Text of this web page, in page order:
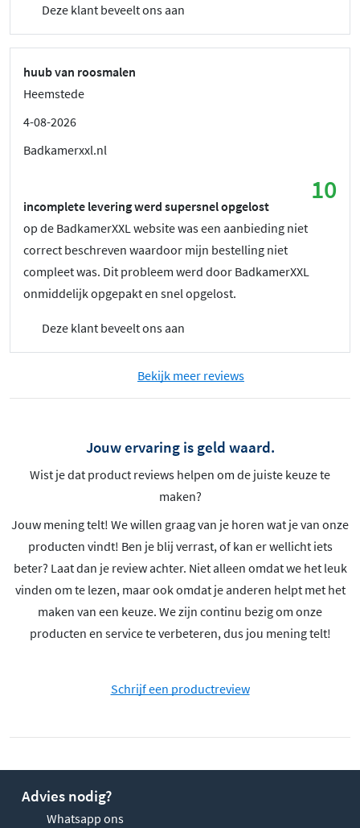
Deze klant beveelt ons aan
huub van roosmalen
Heemstede
4-08-2026
Badkamerxxl.nl
10
incomplete levering werd supersnel opgelost
op de BadkamerXXL website was een aanbieding niet
correct beschreven waardoor mijn bestelling niet
compleet was. Dit probleem werd door BadkamerXXL
onmiddelijk opgepakt en snel opgelost.
Deze klant beveelt ons aan
Bekijk meer reviews
Jouw ervaring is geld waard.
Wist je dat product reviews helpen om de juiste keuze te
maken?
Jouw mening telt! We willen graag van je horen wat je van onze
producten vindt! Ben je blij verrast, of kan er wellicht iets
beter? Laat dan je review achter. Niet alleen omdat we het leuk
vinden om te lezen, maar ook omdat je anderen helpt met het
maken van een keuze. We zijn continu bezig om onze
producten en service te verbeteren, dus jou mening telt!
Schrijf een productreview
Advies nodig?
Whatsapp ons